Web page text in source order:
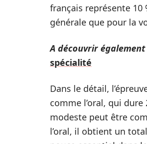
français représente
générale que pour la
A découvrir également
spécialité
Dans le détail,
comme l’oral, qui
modeste peut être
l’oral, il obtient un